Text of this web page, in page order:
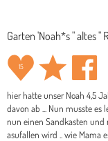
Garten 'Noah*s " altes "
15
hier hatte unser Noah 4,5
davon ab ... Nun musste es
nun einen Sandkasten und
asufallen wird .. wie Mama